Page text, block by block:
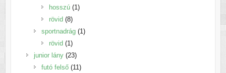
termék
hosszú 11
rövid 88
termék
sportnadrág 11
rövid 11
termék
junior lány 2323
termék
futó felső 1111